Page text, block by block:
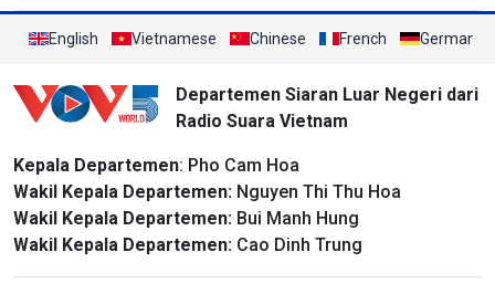
English Vietnamese Chinese French German
Departemen Siaran Luar Negeri dari
Radio Suara Vietnam
Kepala Departemen: Pho Cam Hoa
Wakil Kepala Departemen: Nguyen Thi Thu Hoa
Wakil Kepala Departemen: Bui Manh Hung
Wakil Kepala Departemen: Cao Dinh Trung